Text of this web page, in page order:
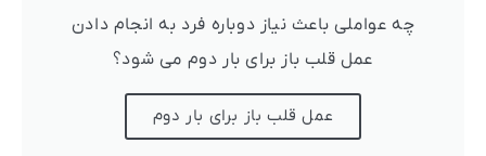
چه عواملی باعث نیاز دوباره فرد به انجام دادن
عمل قلب باز برای بار دوم می شود؟
عمل قلب باز برای بار دوم